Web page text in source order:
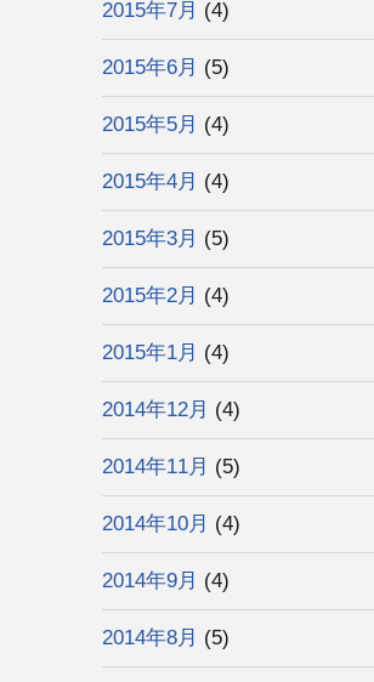
2015年7月 (4)
2015年6月 (5)
2015年5月 (4)
2015年4月 (4)
2015年3月 (5)
2015年2月 (4)
2015年1月 (4)
2014年12月 (4)
2014年11月 (5)
2014年10月 (4)
2014年9月 (4)
2014年8月 (5)